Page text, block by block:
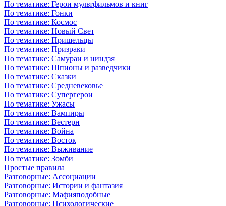
По тематике: Герои мультфильмов и книг
По тематике: Гонки
По тематике: Космос
По тематике: Новый Свет
По тематике: Пришельцы
По тематике: Призраки
По тематике: Самураи и ниндзя
По тематике: Шпионы и разведчики
По тематике: Сказки
По тематике: Средневековье
По тематике: Супергерои
По тематике: Ужасы
По тематике: Вампиры
По тематике: Вестерн
По тематике: Война
По тематике: Восток
По тематике: Выживание
По тематике: Зомби
Простые правила
Разговорные: Ассоциации
Разговорные: Истории и фантазия
Разговорные: Мафияподобные
Разговорные: Психологические